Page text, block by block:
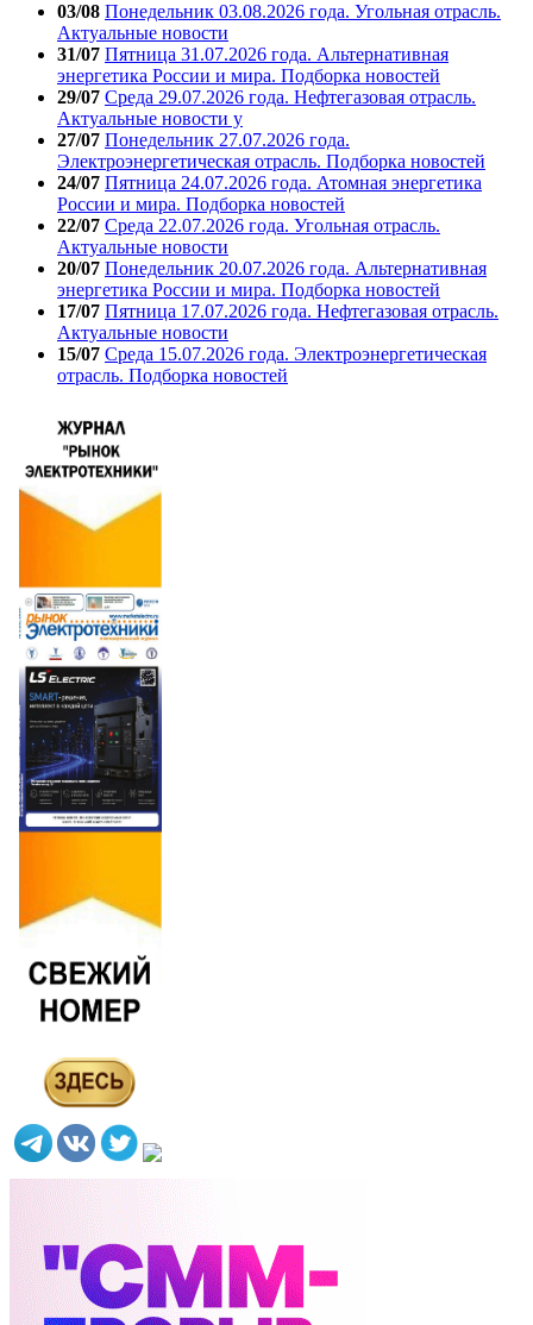
03/08 Понедельник 03.08.2026 года. Угольная отрасль.
Актуальные новости
31/07 Пятница 31.07.2026 года. Альтернативная
энергетика России и мира. Подборка новостей
29/07 Среда 29.07.2026 года. Нефтегазовая отрасль.
Актуальные новости у
27/07 Понедельник 27.07.2026 года.
Электроэнергетическая отрасль. Подборка новостей
24/07 Пятница 24.07.2026 года. Атомная энергетика
России и мира. Подборка новостей
22/07 Среда 22.07.2026 года. Угольная отрасль.
Актуальные новости
20/07 Понедельник 20.07.2026 года. Альтернативная
энергетика России и мира. Подборка новостей
17/07 Пятница 17.07.2026 года. Нефтегазовая отрасль.
Актуальные новости
15/07 Среда 15.07.2026 года. Электроэнергетическая
отрасль. Подборка новостей